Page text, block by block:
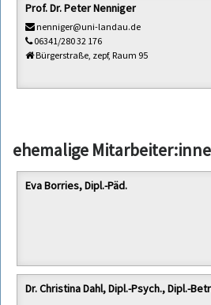
Prof. Dr. Peter Nenniger
nenniger@uni-landau.de
06341/280 32 176
Bürgerstraße, zepf, Raum 95
ehemalige
Eva Borries, Dipl.-Päd.
Dr. Christina Dahl, Dipl.-Psych., Dipl.-